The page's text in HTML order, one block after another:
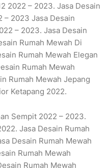
2022 – 2023. Jasa Desain
– 2023 Jasa Desain
– 2023. Jasa Desain
Rumah Mewah Di
Rumah Mewah Elegan
Rumah Mewah
Rumah Mewah Jepang
Ketapang 2022.
Sempit 2022 – 2023.
Jasa Desain Rumah
Desain Rumah Mewah
Rumah Mewah
Rumah Mewah